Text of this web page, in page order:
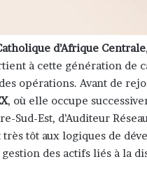
d’Afrique Centrale
à cette génération de
opérations. Avant de
, où elle occupe
Sud-Est, d’Auditeur
tôt aux logiques de
des actifs liés à la